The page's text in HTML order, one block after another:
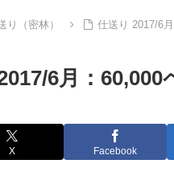
り（密林） 仕送り 2017/6
6月：
X Facebook